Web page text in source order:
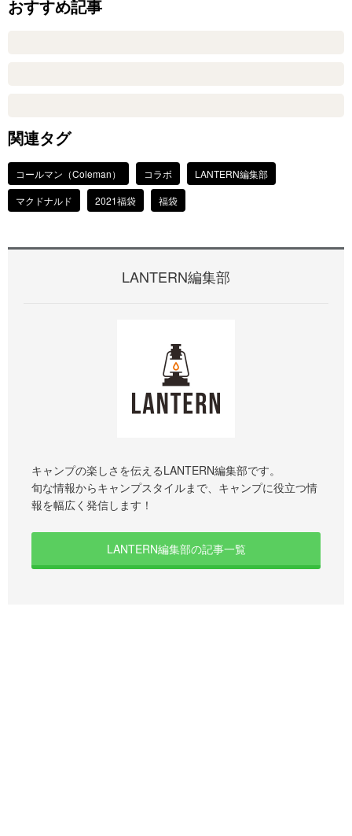
おすすめ記事
関連タグ
コールマン（Coleman） コラボ
LANTERN編集部
マクドナルド
2021福袋 福袋
LANTERN編集部
キャンプの楽しさを伝えるLANTERN編集部です。
旬な情報からキャンプスタイルまで、キャンプに役立つ情
報を幅広く発信します！
LANTERN編集部の記事一覧